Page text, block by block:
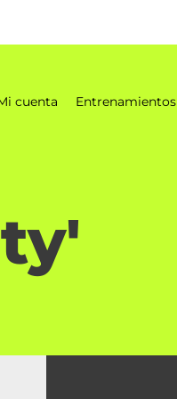
cuenta Entrenamientos